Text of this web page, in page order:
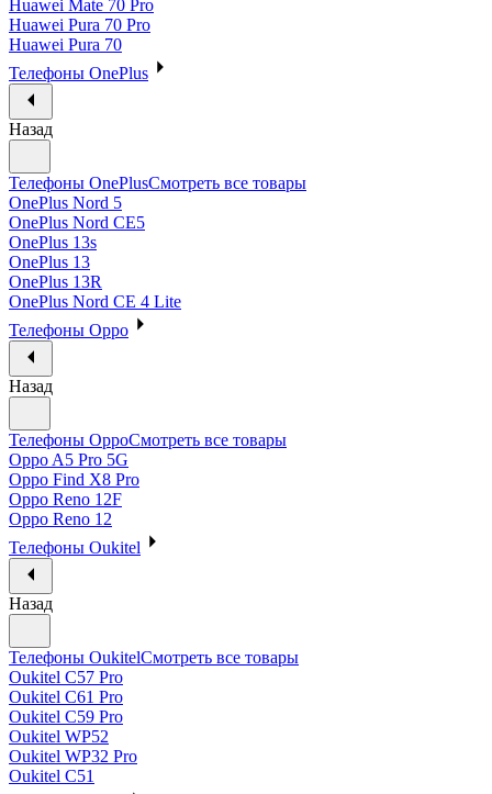
Huawei Mate 70 Pro
Huawei Pura 70 Pro
Huawei Pura 70
Телефоны OnePlus
Назад
Телефоны OnePlusСмотреть все товары
OnePlus Nord 5
OnePlus Nord CE5
OnePlus 13s
OnePlus 13
OnePlus 13R
OnePlus Nord CE 4 Lite
Телефоны Oppo
Назад
Телефоны OppoСмотреть все товары
Oppo A5 Pro 5G
Oppo Find X8 Pro
Oppo Reno 12F
Oppo Reno 12
Телефоны Oukitel
Назад
Телефоны OukitelСмотреть все товары
Oukitel C57 Pro
Oukitel C61 Pro
Oukitel C59 Pro
Oukitel WP52
Oukitel WP32 Pro
Oukitel C51